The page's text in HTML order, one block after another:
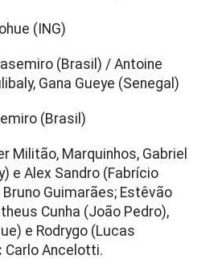
(ING)
(Brasil) / Antoine
Gana Gueye (Senegal)
(Brasil)
Militão, Marquinhos, Gabriel
e Alex Sandro (Fabrício
Guimarães; Estêvão
Cunha (João Pedro),
e Rodrygo (Lucas
Carlo Ancelotti.